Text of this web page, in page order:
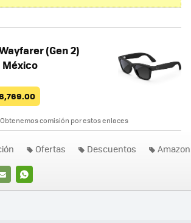
(Gen 2)
comisión por estos enlaces
WHATSAPP
Ofertas Descuentos